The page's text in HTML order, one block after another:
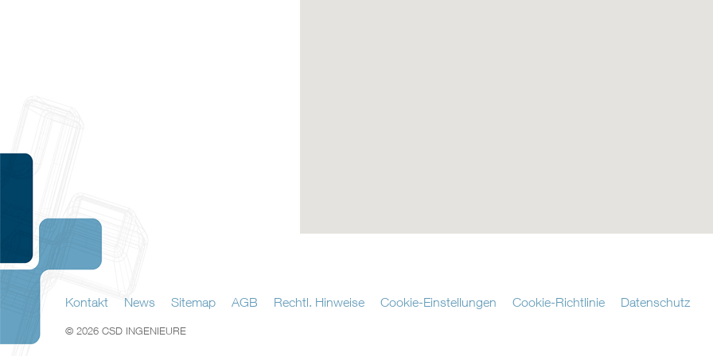
Kontakt News Sitemap AGB Rechtl. Hinweise Cookie-Einstellungen Cookie-Richtlinie Datenschutz
© 2026 CSD INGENIEURE